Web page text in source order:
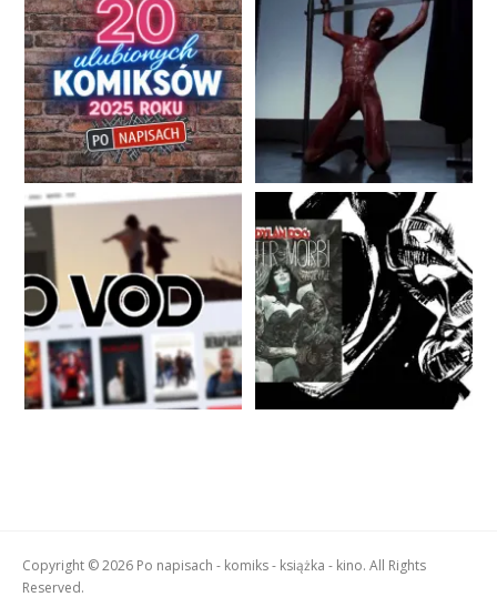
Copyright © 2026 Po napisach - komiks - książka - kino. All Rights
Reserved.